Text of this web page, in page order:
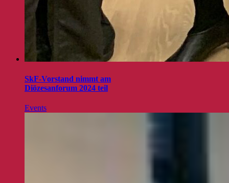
SkF-Vorstand nimmt am
Diözesanforum 2024 teil
Events